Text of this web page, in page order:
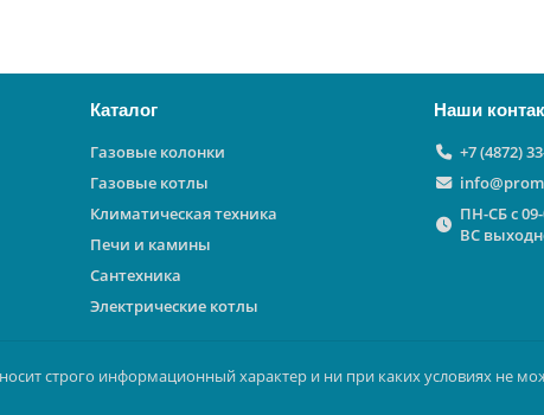
Каталог
Газовые колонки
Газовые котлы
Климатическая техника
Печи и камины
Сантехника
Электрические котлы
Наши
+7 (4872)
ПН-СБ с
ВС
строго информационный характер и ни при каких условиях не